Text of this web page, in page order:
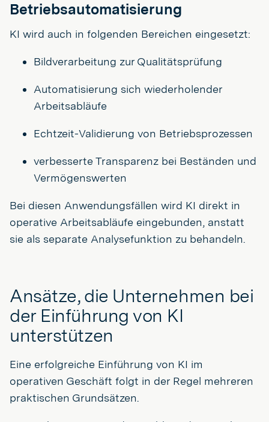
Betriebsautomatisierung
KI wird auch in folgenden Bereichen eingesetzt:
Bildverarbeitung zur Qualitätsprüfung
Automatisierung sich wiederholender
Arbeitsabläufe
Echtzeit-Validierung von Betriebsprozessen
verbesserte Transparenz bei Beständen und
Vermögenswerten
Bei diesen Anwendungsfällen wird KI direkt in
operative Arbeitsabläufe eingebunden, anstatt
sie als separate Analysefunktion zu behandeln.
Ansätze, die Unternehmen bei
der Einführung von KI
unterstützen
Eine erfolgreiche Einführung von KI im
operativen Geschäft folgt in der Regel mehreren
praktischen Grundsätzen.